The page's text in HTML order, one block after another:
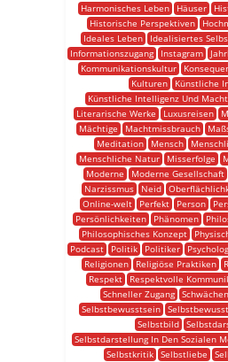
Harmonisches Leben
Häuser
Historische Perspektiven
Ideales Leben
Idealisiertes
Informationszugang
Instagram
Kommunikationskultur
Kulturen
Künstliche
Künstliche Intelligenz Und Macht
Literarische Werke
Luxusreisen
Mächtige
Machtmissbrauch
Meditation
Mensch
Menschliche Natur
Misserfolge
Moderne
Moderne Gesellschaft
Narzissmus
Neid
Online-welt
Perfekt Person
Persönlichkeiten
Phänomen
Philosophisches Konzept
Podcast
Politik Politiker
Religionen
Religiöse Praktiken
Respekt
Respektvolle
Schneller Zugang
Schwächen
Selbstbewusstsein
Selbstbild
Selbstdarstellung In Den Sozialen
Selbstkritik
Selbstliebe